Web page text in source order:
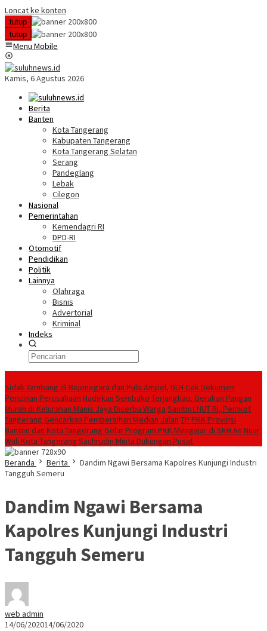
Loncat ke konten
tutup
tutup
Menu Mobile
Kamis, 6 Agustus 2026
Berita
Banten
Kota Tangerang
Kabupaten Tangerang
Kota Tangerang Selatan
Serang
Pandeglang
Lebak
Cilegon
Nasional
Pemerintahan
Kemendagri RI
DPD-RI
Otomotif
Pendidikan
Politik
Lainnya
Olahraga
Bisnis
Advertorial
Kriminal
Indeks
Sidak Tambang di Bojonegara dan Pulo Ampel, DLH Cek Dokumen
Perizinan Perusahaan Hadirkan Sembako Terjangkau, Gerakan Pangan
Murah di Kelurahan Manis Jaya Diserbu Warga Sambut HUT RI, Pemkot
Tangerang Gencarkan Pembersihan Median Jalan TP PKK Provinsi
Banten dan Kota Tangerang Gelar Program PKK Mengajar di SKH An Nuur
Wali Kota Tangerang Sachrudin Minta Dukungan Pusat
Beranda
Berita
Dandim Ngawi Bersama Kapolres Kunjungi Industri
Tangguh Semeru
Dandim Ngawi Bersama
Kapolres Kunjungi Industri
Tangguh Semeru
web admin
14/06/202014/06/2020